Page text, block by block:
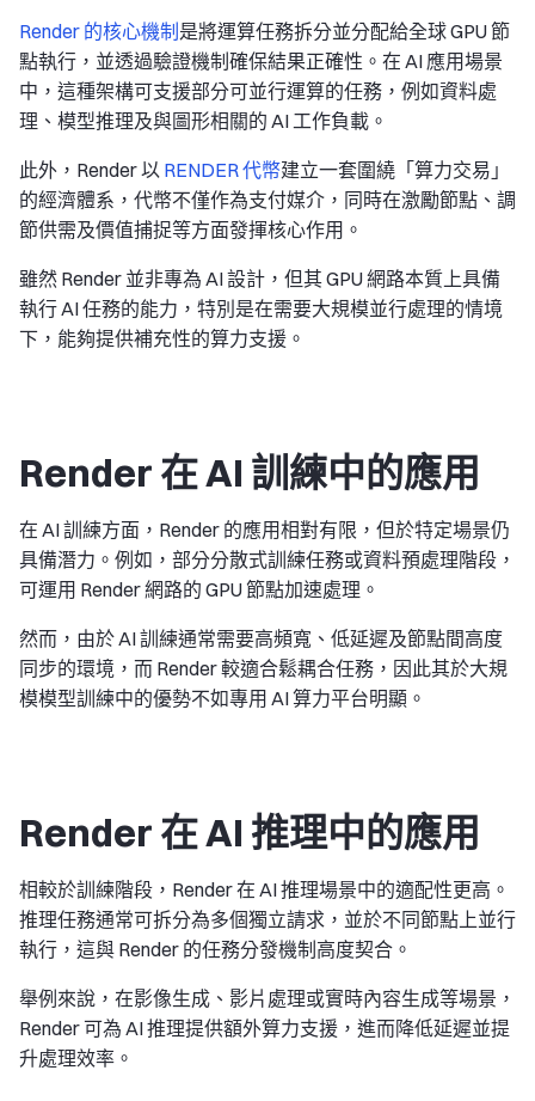
Render 的核心機制 是將運算任務拆分並分配給全球 GPU 節
點執行，並透過驗證機制確保結果正確性。在 AI 應用場景
中，這種架構可支援部分可並行運算的任務，例如資料處
理、模型推理及與圖形相關的 AI 工作負載。
此外，Render 以 RENDER 代幣建立一套圍繞「算力交易」
的經濟體系，代幣不僅作為支付媒介，同時在激勵節點、調
節供需及價值捕捉等方面發揮核心作用。
雖然 Render 並非專為 AI 設計，但其 GPU 網路本質上具備
執行 AI 任務的能力，特別是在需要大規模並行處理的情境
下，能夠提供補充性的算力支援。
Render 在 AI 訓練中的應用
在 AI 訓練方面，Render 的應用相對有限，但於特定場景仍
具備潛力。例如，部分分散式訓練任務或資料預處理階段，
可運用 Render 網路的 GPU 節點加速處理。
然而，由於 AI 訓練通常需要高頻寬、低延遲及節點間高度
同步的環境，而 Render 較適合鬆耦合任務，因此其於大規
模模型訓練中的優勢不如專用 AI 算力平台明顯。
Render 在 AI 推理中的應用
相較於訓練階段，Render 在 AI 推理場景中的適配性更高。
推理任務通常可拆分為多個獨立請求，並於不同節點上並行
執行，這與 Render 的任務分發機制高度契合。
舉例來說，在影像生成、影片處理或實時內容生成等場景，
Render 可為 AI 推理提供額外算力支援，進而降低延遲並提
升處理效率。